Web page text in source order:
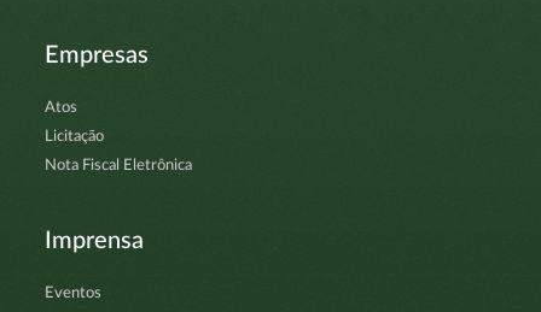
Empresas
Atos
Licitação
Nota Fiscal Eletrônica
Imprensa
Eventos